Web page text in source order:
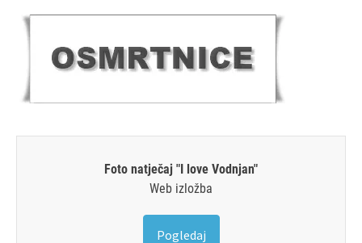
Foto natječaj "I love Vodnjan"
Web izložba
Pogledaj